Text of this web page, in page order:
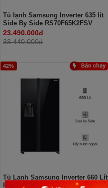
Tủ lạnh Samsung Inverter 635 lít
Side By Side RS70F65K2FSV
23.490.000đ
33.440.000đ
42%
Tủ Lạnh Samsung Inverter 660 Lít
RS64R53012C/SV (2 Cánh)